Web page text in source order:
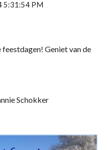
5:31:54 PM
Geniet van de
Schokker